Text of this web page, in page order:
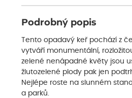
Podrobný popis
Tento opadavý keř pochází z
vytváří monumentální,
zelené nenápadné květy jsou
žlutozelené plody pak jen
Nejlépe roste na slunném
a parků.